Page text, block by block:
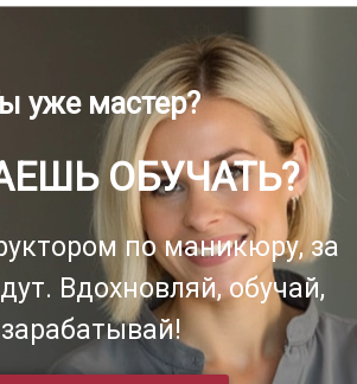
уже мастер?
ОБУЧАТЬ?
по маникюру, за
Вдохновляй, обучай,
зарабатывай!